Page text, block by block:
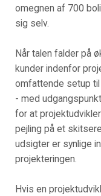
omegnen af 700
sig selv.
Når talen falder på
kunder indenfor
omfattende setup
- med
for at
pejling på et
udsigter er synlige
projekteringen.
Hvis en